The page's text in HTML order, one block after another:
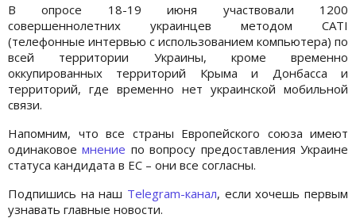
В опросе 18-19 июня участвовали 1200
совершеннолетних украинцев методом CATI
(телефонные интервью с использованием компьютера) по
всей территории Украины, кроме временно
оккупированных территорий Крыма и Донбасса и
территорий, где временно нет украинской мобильной
связи.
Напомним, что все страны Европейского союза имеют
одинаковоемнение по вопросу предоставления Украине
статуса кандидата в ЕС – они все согласны.
Подпишись на наш Telegram-канал, если хочешь первым
узнавать главные новости.